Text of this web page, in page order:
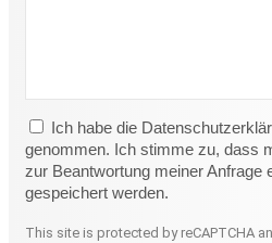
Ich habe die
genommen. Ich stimme zu, dass
zur Beantwortung meiner Anfrage
gespeichert werden.
This site is protected by reCAPTCHA